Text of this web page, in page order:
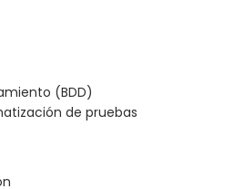
(BDD)
de pruebas